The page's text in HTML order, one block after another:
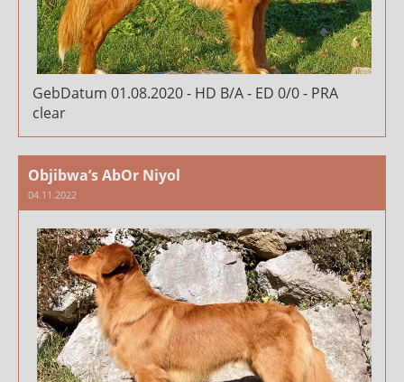
GebDatum 01.08.2020 - HD B/A - ED 0/0 - PRA
clear
Objibwa’s AbOr Niyol
04.11.2022